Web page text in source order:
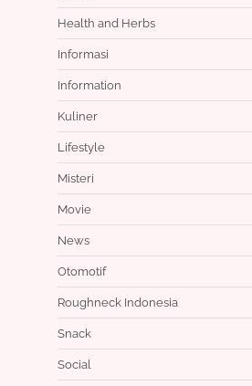
Health and Herbs
Informasi
Information
Kuliner
Lifestyle
Misteri
Movie
News
Otomotif
Roughneck Indonesia
Snack
Social